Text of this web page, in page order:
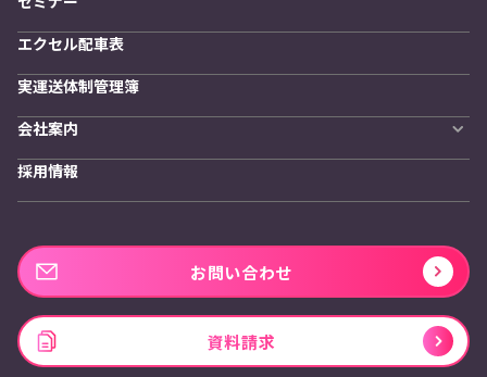
エクセル配車表
実運送体制管理簿
会社案内
私たちの想い
採用情報
お問い合わせ
資料請求